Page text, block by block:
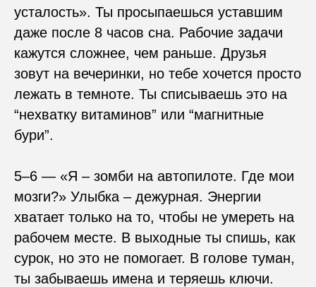
усталость». Ты просыпаешься уставшим
даже после 8 часов сна. Рабочие задачи
кажутся сложнее, чем раньше. Друзья
зовут на вечеринки, но тебе хочется просто
лежать в темноте. Ты списываешь это на
“нехватку витаминов” или “магнитные
бури”.
5–6 — «Я – зомби на автопилоте. Где мои
мозги?» Улыбка – дежурная. Энергии
хватает только на то, чтобы не умереть на
рабочем месте. В выходные ты спишь, как
сурок, но это не помогает. В голове туман,
ты забываешь имена и теряешь ключи.